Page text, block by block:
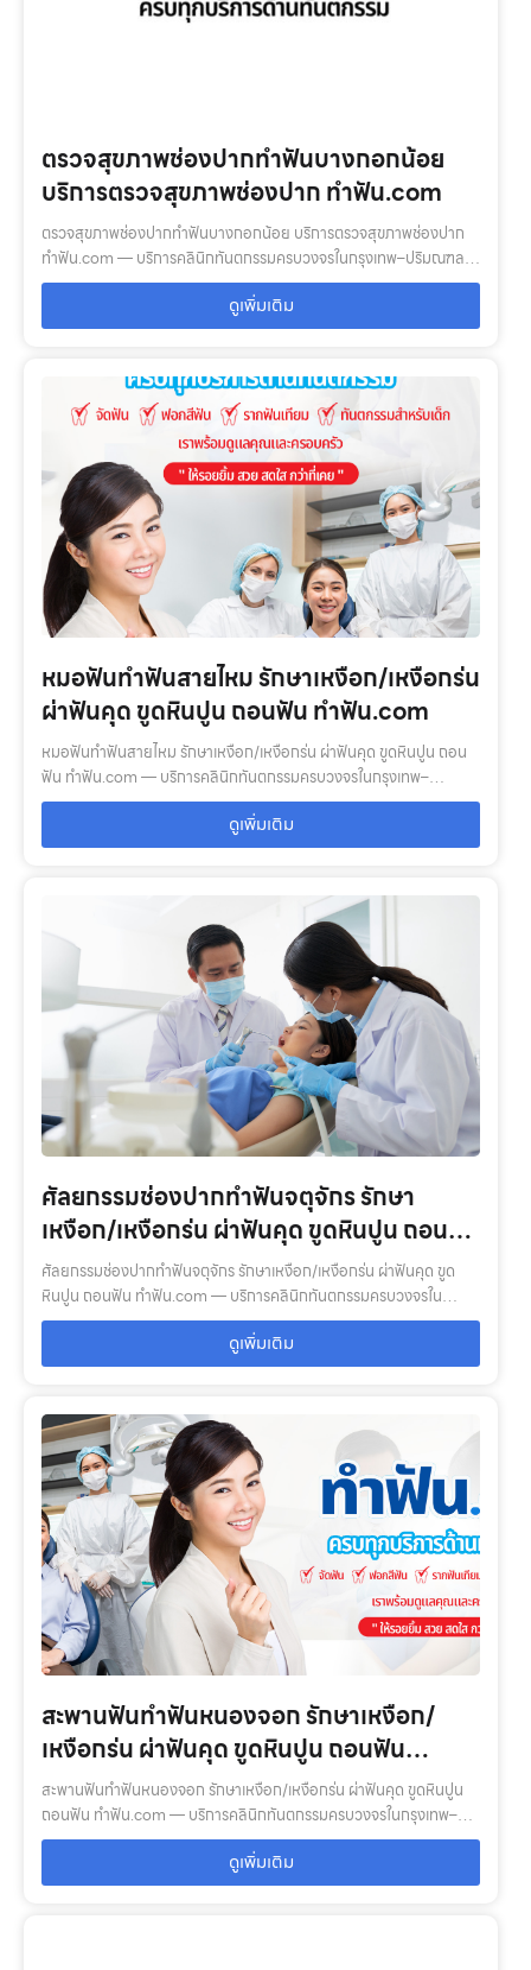
ตรวจสุขภาพช่องปากทำฟันบางกอกน้อย
บริการตรวจสุขภาพช่องปาก ทำฟัน.com
ตรวจสุขภาพช่องปากทำฟันบางกอกน้อย บริการตรวจสุขภาพช่องปาก
ทำฟัน.com — บริการคลินิกทันตกรรมครบวงจรในกรุงเทพ–ปริมณฑล:
ตรวจสุขภาพช่องปาก, จัดฟัน, รากฟันเทียม, ฟอกสีฟัน, ฟันปลอม พร้อม
ดูเพิ่มเติม
หมอฟันทำฟันสายไหม รักษาเหงือก/เหงือกร่น
ผ่าฟันคุด ขูดหินปูน ถอนฟัน ทำฟัน.com
หมอฟันทำฟันสายไหม รักษาเหงือก/เหงือกร่น ผ่าฟันคุด ขูดหินปูน ถอน
ฟัน ทำฟัน.com — บริการคลินิกทันตกรรมครบวงจรในกรุงเทพ–
ปริมณฑล: ตรวจสุขภาพช่องปาก, จัดฟัน, รากฟันเทียม, ฟอกสีฟัน, ฟัน
ดูเพิ่มเติม
ศัลยกรรมช่องปากทำฟันจตุจักร รักษา
เหงือก/เหงือกร่น ผ่าฟันคุด ขูดหินปูน ถอนฟัน
ทำฟัน.com
ศัลยกรรมช่องปากทำฟันจตุจักร รักษาเหงือก/เหงือกร่น ผ่าฟันคุด ขูด
หินปูน ถอนฟัน ทำฟัน.com — บริการคลินิกทันตกรรมครบวงจรใน
กรุงเทพ–ปริมณฑล: ตรวจสุขภาพช่องปาก, จัดฟัน, รากฟันเทียม, ฟอกสี
ดูเพิ่มเติม
สะพานฟันทำฟันหนองจอก รักษาเหงือก/
เหงือกร่น ผ่าฟันคุด ขูดหินปูน ถอนฟัน
ทำฟัน.com
สะพานฟันทำฟันหนองจอก รักษาเหงือก/เหงือกร่น ผ่าฟันคุด ขูดหินปูน
ถอนฟัน ทำฟัน.com — บริการคลินิกทันตกรรมครบวงจรในกรุงเทพ–
ปริมณฑล: ตรวจสุขภาพช่องปาก, จัดฟัน, รากฟันเทียม, ฟอกสีฟัน, ฟัน
ดูเพิ่มเติม